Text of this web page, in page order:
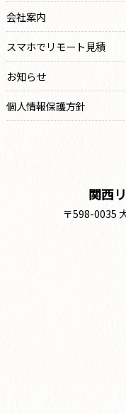
会社案内
スマホでリモート見積
お知らせ
個人情報保護方針
関西
〒598-0035